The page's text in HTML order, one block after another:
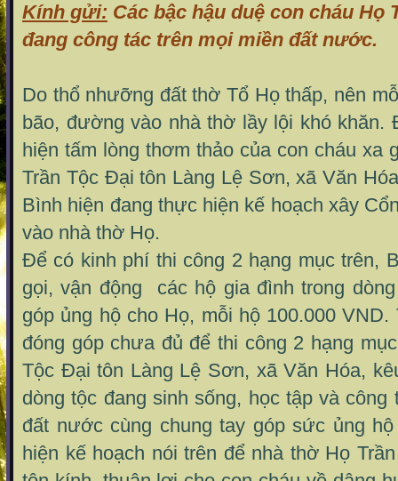
Kính gửi: Các bậc hậu duệ con cháu Họ
đang công tác trên mọi miền đất nước.
Do thổ nhưỡng đất thờ Tổ Họ thấp, nên
bão, đường vào nhà thờ lầy lội khó khăn.
hiện tấm lòng thơm thảo của con cháu xa
Trần Tộc Đại tôn Làng Lệ Sơn, xã Văn
Bình hiện đang thực hiện kế hoạch xây
vào nhà thờ Họ.
Để có kinh phí thi công 2 hạng mục trên,
gọi, vận động các hộ gia đình trong
góp ủng hộ cho Họ, mỗi hộ 100.000 VND.
đóng góp chưa đủ để thi công 2 hạng
Tộc Đại tôn Làng Lệ Sơn, xã Văn Hóa,
dòng tộc đang sinh sống, học tập và
đất nước cùng chung tay góp sức ủng
hiện kế hoạch nói trên để nhà thờ Họ